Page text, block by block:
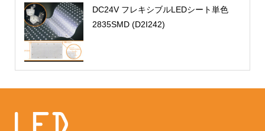
DC24V フレキシブルLEDシート単色
2835SMD (D2I242)